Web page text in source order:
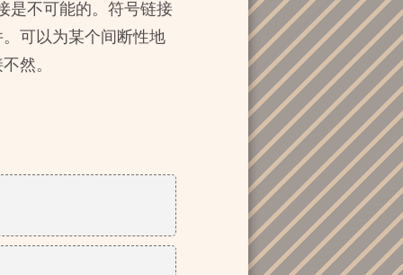
是不可能的。符号链接
可以为某个间断性地
然。